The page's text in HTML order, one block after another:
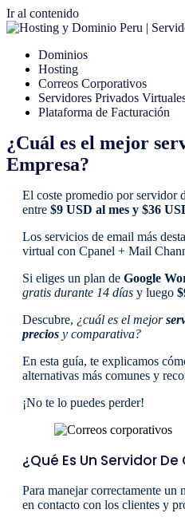
Ir al contenido
Dominios
Hosting
Correos Corporativos
Servidores Privados
Plataforma de Facturación
¿Cuál es el mejor
Empresa?
El coste promedio por servidor
entre $9 USD al mes y $36
Los servicios de email más
virtual con Cpanel + Mail
Si eliges un plan de Google
gratis durante 14 días y luego
Descubre, ¿cuál es el mejor
precios y comparativa?
En esta guía, te explicamos
alternativas más comunes y
¡No te lo puedes perder!
¿Qué Es Un Servidor
Para manejar correctamente un
en contacto con los clientes y